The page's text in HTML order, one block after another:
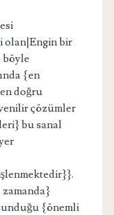
olan|Engin bir
{en
doğru
çözümler
bu sanal
zamanda}
{önemli